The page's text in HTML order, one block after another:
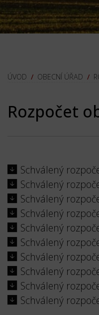
OBECNÍ ÚŘAD
Rozpočet
Schválený
Schválený
Schválený
Schválený
Schválený
Schválený
Schválený
Schválený
Schválený
Schválený